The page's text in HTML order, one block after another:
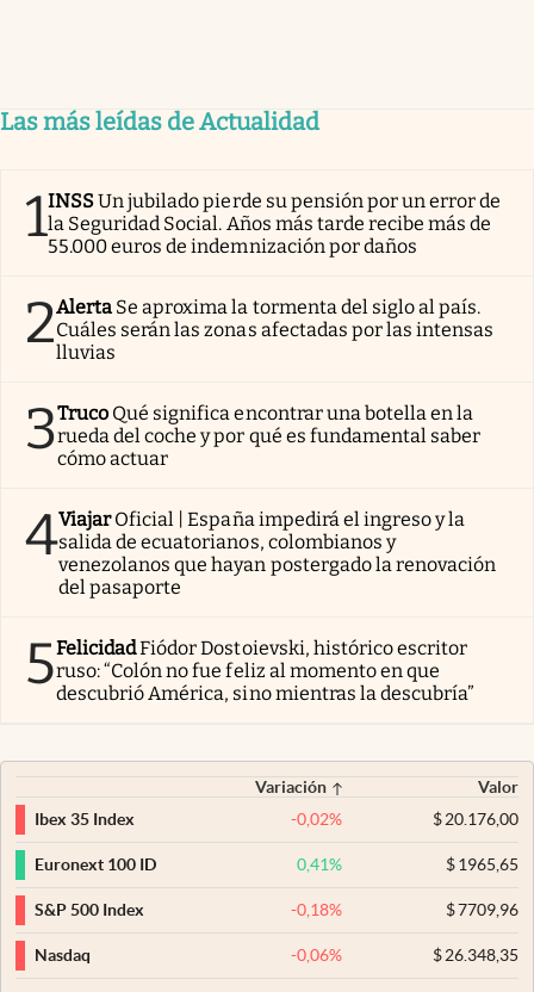
Las más leídas de Actualidad
1INSSUn jubilado pierde su pensión por un error de
la Seguridad Social. Años más tarde recibe más de
55.000 euros de indemnización por daños
2Alerta Se aproxima la tormenta del siglo al país.
Cuáles serán las zonas afectadas por las intensas
lluvias
3Truco Qué significa encontrar una botella en la
rueda del coche y por qué es fundamental saber
cómo actuar
4Viajar Oficial | España impedirá el ingreso y la
salida de ecuatorianos, colombianos y
venezolanos que hayan postergado la renovación
del pasaporte
5FelicidadFiódor Dostoievski, histórico escritor
ruso: “Colón no fue feliz al momento en que
descubrió América, sino mientras la descubría”
Variación
Valor
Ibex 35 Index
-0,02% $20.176,00
Euronext 100 ID 0,41% $1965,65
S&P 500 Index -0,18% $7709,96
Nasdaq -0,06% $26.348,35